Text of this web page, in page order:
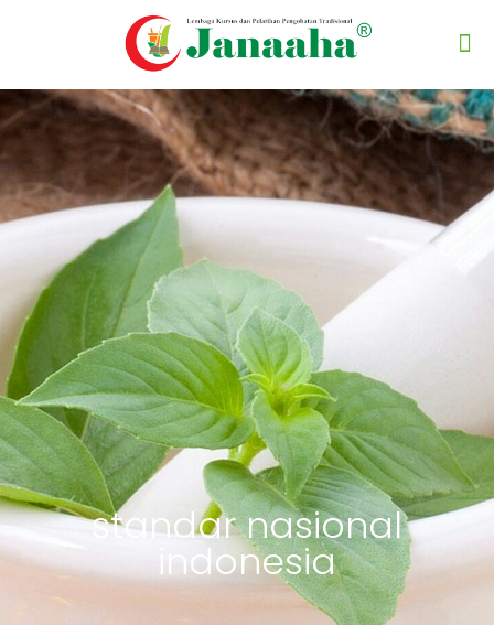
standar nasional
indonesia